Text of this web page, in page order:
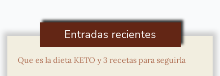
Entradas recientes
Que es la dieta KETO y 3 recetas para seguirla